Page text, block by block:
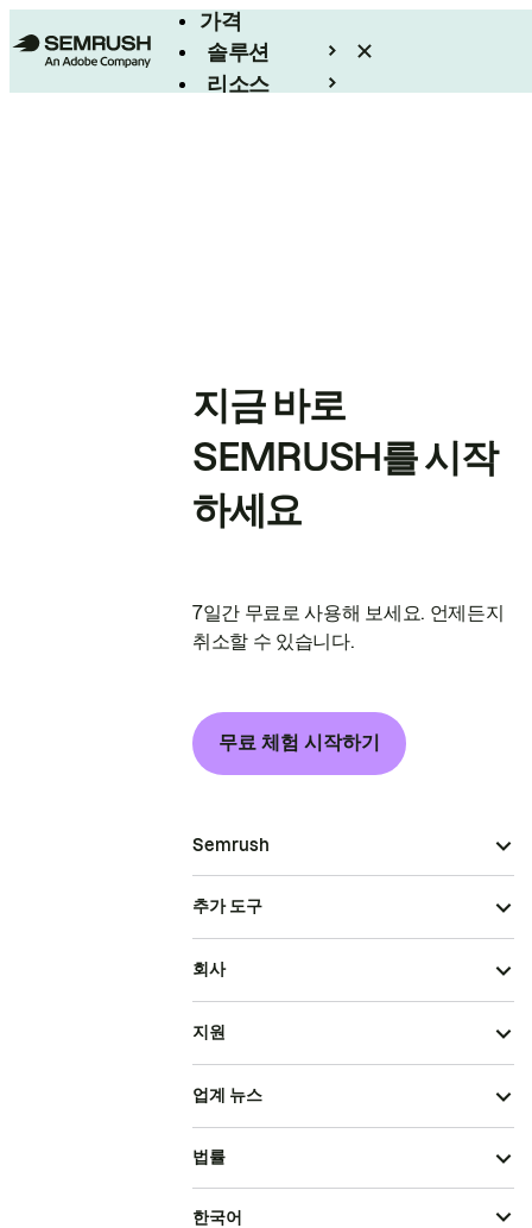
가격
솔루션
리소스
지금 바로
SEMRUSH를 시작
하세요
7일간 무료로 사용해 보세요. 언제든지
취소할 수 있습니다.
무료 체험 시작하기
Semrush
추가 도구
회사
지원
업계 뉴스
법률
한국어